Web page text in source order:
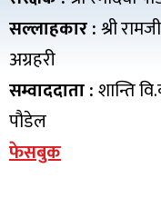
सल्लाहकार :श्री
अग्रहरी
सम्वाददाता :शान्ति
पौडेल
फेसबुक